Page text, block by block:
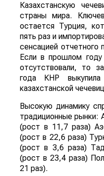
Казахстанскую
страны мира.
остается Турция,
пять раз и
сенсацией отчетного
Если в прошлом году
отсутствовали, то
года КНР
казахстанской
Высокую динамику
традиционные рынки:
(рост в 11,7 раза)
(рост в 22,6 раза)
(рост в 3,6 раза)
(рост в 23,4 раза)
21 раз).